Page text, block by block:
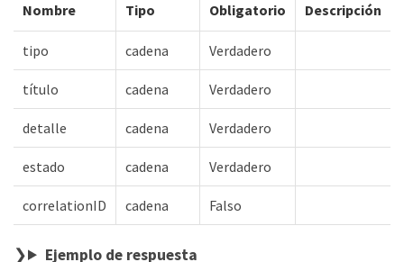
Nombre Tipo Obligatorio Descripción
tipo cadena Verdadero
título cadena Verdadero
detalle cadena Verdadero
estado cadena Verdadero
correlationID cadena Falso
Ejemplo de respuesta